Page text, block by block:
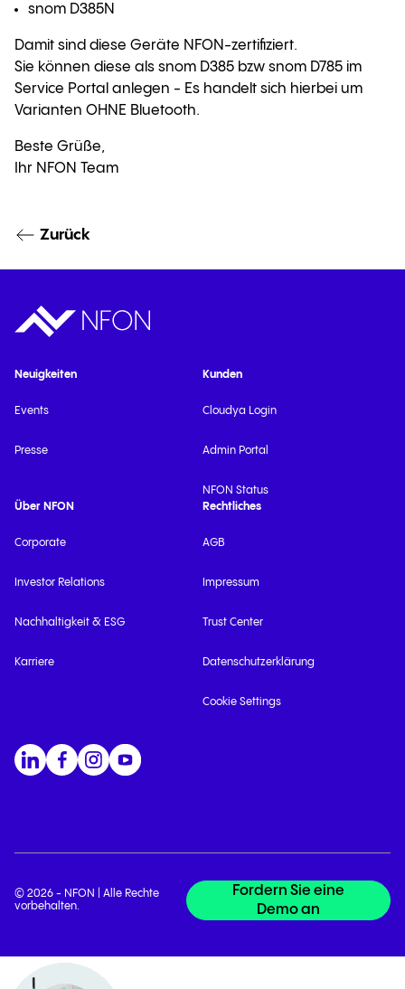
snom D385N
Damit sind diese Geräte NFON-zertifiziert.
Sie können diese als snom D385 bzw snom D785 im
Service Portal anlegen - Es handelt sich hierbei um
Varianten OHNE Bluetooth.
Beste Grüße,
Ihr NFON Team
Zurück
Neuigkeiten
Events
Presse
Kunden
Cloudya Login
Admin Portal
NFON Status
Über NFON
Corporate
Investor Relations
Nachhaltigkeit & ESG
Karriere
Rechtliches
AGB
Impressum
Trust Center
Datenschutzerklärung
Cookie Settings
© 2026 - NFON | Alle Rechte
vorbehalten.
Fordern Sie eine
Demo an